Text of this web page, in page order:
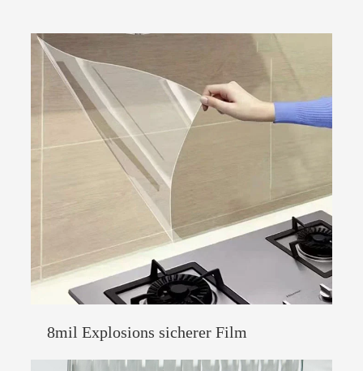
8mil Explosions sicherer Film